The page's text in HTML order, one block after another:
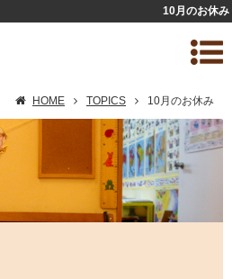
10月のお休み
HOME TOPICS 10月のお休み